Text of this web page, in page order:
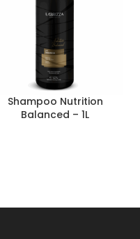
Shampoo Nutrition
Balanced – 1L